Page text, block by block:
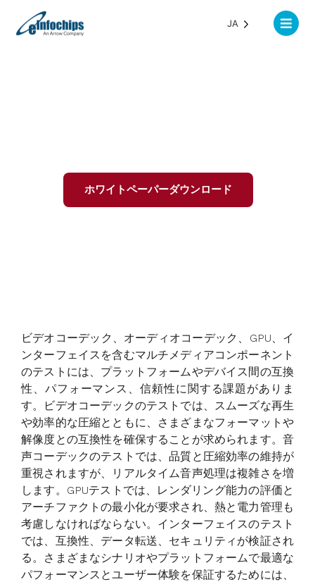
JA
ホワイトペーパーダウンロード
ビデオコーデック、オーディオコーデック、GPU、イ
ンターフェイスを含むマルチメディアコンポーネント
のテストには、プラットフォームやデバイス間の互換
性、パフォーマンス、信頼性に関する課題がありま
す。ビデオコーデックのテストでは、スムーズな再生
や効率的な圧縮とともに、さまざまなフォーマットや
解像度との互換性を確保することが求められます。音
声コーデックのテストでは、品質と圧縮効率の維持が
重視されますが、リアルタイム音声処理は複雑さを増
します。GPUテストでは、レンダリング能力の評価と
アーチファクトの最小化が要求され、熱と電力管理も
考慮しなければならない。インターフェイスのテスト
では、互換性、データ転送、セキュリティが検証され
る。さまざまなシナリオやプラットフォームで最適な
パフォーマンスとユーザー体験を保証するためには、